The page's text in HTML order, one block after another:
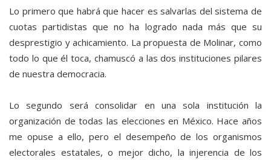
Lo primero que habrá que hacer es salvarlas del sistema de
cuotas partidistas que no ha logrado nada más que su
desprestigio y achicamiento. La propuesta de Molinar, como
todo lo que él toca, chamuscó a las dos instituciones pilares
de nuestra democracia.
Lo segundo será consolidar en una sola institución la
organización de todas las elecciones en México. Hace años
me opuse a ello, pero el desempeño de los organismos
electorales estatales, o mejor dicho, la injerencia de los